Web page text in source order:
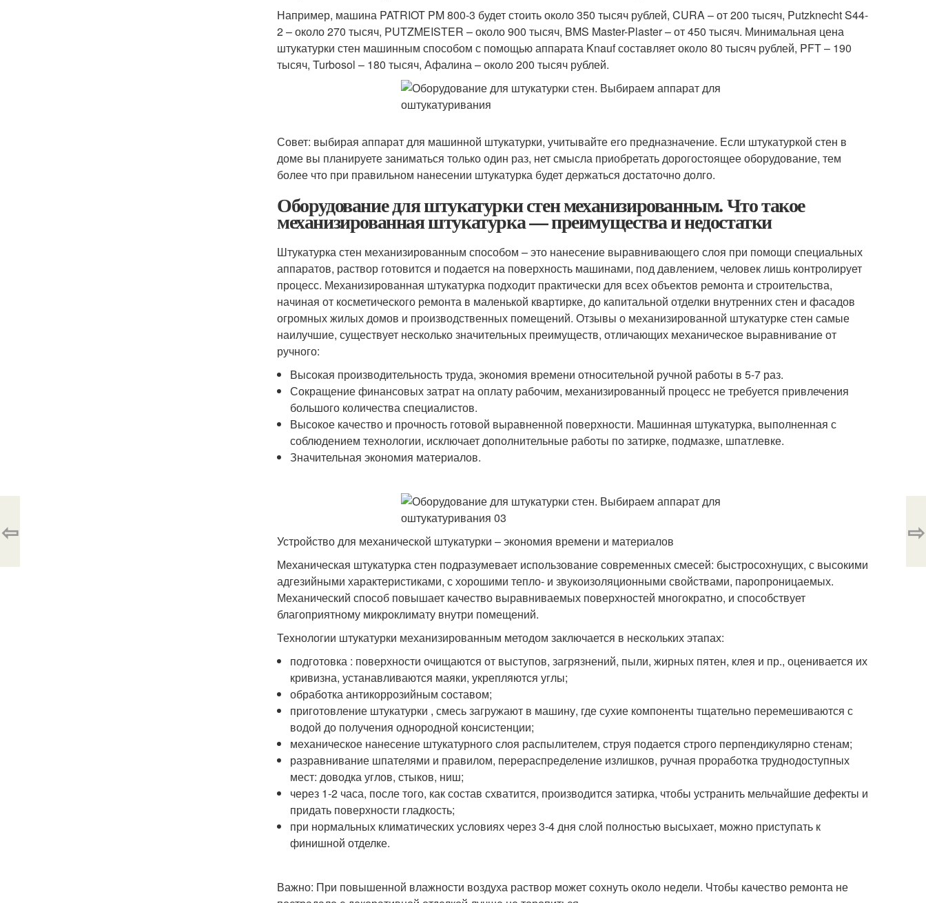
Например, машина PATRIOT PM 800-3 будет стоить около 350 тысяч рублей, CURA – от 200 тысяч, Putzknecht S44-
2 – около 270 тысяч, PUTZMEISTER – около 900 тысяч, BMS Master-Plaster – от 450 тысяч. Минимальная цена
штукатурки стен машинным способом с помощью аппарата Knauf составляет около 80 тысяч рублей, PFT – 190
тысяч, Turbosol – 180 тысяч, Афалина – около 200 тысяч рублей.
Совет: выбирая аппарат для машинной штукатурки, учитывайте его предназначение. Если штукатуркой стен в
доме вы планируете заниматься только один раз, нет смысла приобретать дорогостоящее оборудование, тем
более что при правильном нанесении штукатурка будет держаться достаточно долго.
Оборудование для штукатурки стен механизированным. Что такое
механизированная штукатурка — преимущества и недостатки
Штукатурка стен механизированным способом – это нанесение выравнивающего слоя при помощи специальных
аппаратов, раствор готовится и подается на поверхность машинами, под давлением, человек лишь контролирует
процесс. Механизированная штукатурка подходит практически для всех объектов ремонта и строительства,
начиная от косметического ремонта в маленькой квартирке, до капитальной отделки внутренних стен и фасадов
огромных жилых домов и производственных помещений. Отзывы о механизированной штукатурке стен самые
наилучшие, существует несколько значительных преимуществ, отличающих механическое выравнивание от
ручного:
Высокая производительность труда, экономия времени относительной ручной работы в 5-7 раз.
Сокращение финансовых затрат на оплату рабочим, механизированный процесс не требуется привлечения
большого количества специалистов.
Высокое качество и прочность готовой выравненной поверхности. Машинная штукатурка, выполненная с
соблюдением технологии, исключает дополнительные работы по затирке, подмазке, шпатлевке.
Значительная экономия материалов.
Устройство для механической штукатурки – экономия времени и материалов
Механическая штукатурка стен подразумевает использование современных смесей: быстросохнущих, с высокими
адгезийными характеристиками, с хорошими тепло- и звукоизоляционными свойствами, паропроницаемых.
Механический способ повышает качество выравниваемых поверхностей многократно, и способствует
благоприятному микроклимату внутри помещений.
Технологии штукатурки механизированным методом заключается в нескольких этапах:
подготовка : поверхности очищаются от выступов, загрязнений, пыли, жирных пятен, клея и пр., оценивается их
кривизна, устанавливаются маяки, укрепляются углы;
обработка антикоррозийным составом;
приготовление штукатурки , смесь загружают в машину, где сухие компоненты тщательно перемешиваются с
водой до получения однородной консистенции;
механическое нанесение штукатурного слоя распылителем, струя подается строго перпендикулярно стенам;
разравнивание шпателями и правилом, перераспределение излишков, ручная проработка труднодоступных
мест: доводка углов, стыков, ниш;
через 1-2 часа, после того, как состав схватится, производится затирка, чтобы устранить мельчайшие дефекты и
придать поверхности гладкость;
при нормальных климатических условиях через 3-4 дня слой полностью высыхает, можно приступать к
финишной отделке.
Важно: При повышенной влажности воздуха раствор может сохнуть около недели. Чтобы качество ремонта не
⇦ ⇨